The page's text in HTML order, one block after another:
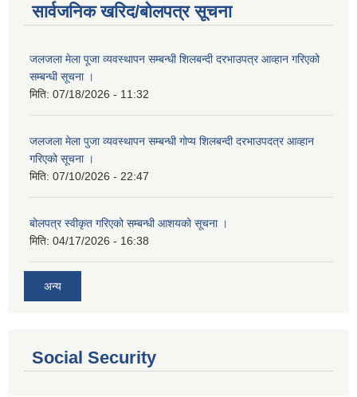
सार्वजनिक खरिद/बोलपत्र सूचना
जलजला मेला पूजा व्यवस्थापन सम्बन्धी शिलबन्दी दरभाउपत्र आव्हान गरिएको
सम्बन्धी सूचना ।
मिति: 07/18/2026 - 11:32
जलजला मेला पुजा व्यवस्थापन सम्बन्धी गोप्य शिलबन्दी दरभाउपदत्र आव्हान
गरिएको सूचना ।
मिति: 07/10/2026 - 22:47
बोलपत्र स्वीकृत गरिएको सम्बन्धी आशयको सूचना ।
मिति: 04/17/2026 - 16:38
अन्य
Social Security